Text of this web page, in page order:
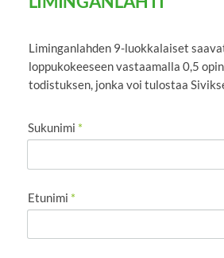
Liminganlahden 9-luokkalaiset
loppukokeeseen vastaamalla 0,5
todistuksen, jonka voi tulostaa
Sukunimi *
Etunimi *